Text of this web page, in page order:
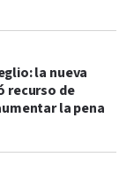
la nueva
recurso de
la pena